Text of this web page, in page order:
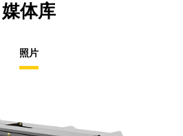
媒体库
照片